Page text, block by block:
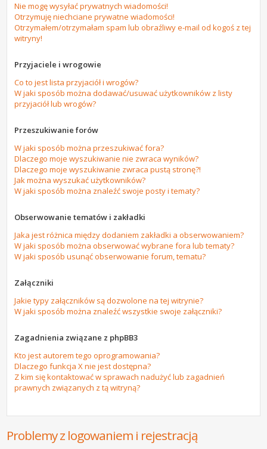
Nie mogę wysyłać prywatnych wiadomości!
Otrzymuję niechciane prywatne wiadomości!
Otrzymałem/otrzymałam spam lub obraźliwy e-mail od kogoś z tej
witryny!
Przyjaciele i wrogowie
Co to jest lista przyjaciół i wrogów?
W jaki sposób można dodawać/usuwać użytkowników z listy
przyjaciół lub wrogów?
Przeszukiwanie forów
W jaki sposób można przeszukiwać fora?
Dlaczego moje wyszukiwanie nie zwraca wyników?
Dlaczego moje wyszukiwanie zwraca pustą stronę?!
Jak można wyszukać użytkowników?
W jaki sposób można znaleźć swoje posty i tematy?
Obserwowanie tematów i zakładki
Jaka jest różnica między dodaniem zakładki a obserwowaniem?
W jaki sposób można obserwować wybrane fora lub tematy?
W jaki sposób usunąć obserwowanie forum, tematu?
Załączniki
Jakie typy załączników są dozwolone na tej witrynie?
W jaki sposób można znaleźć wszystkie swoje załączniki?
Zagadnienia związane z phpBB3
Kto jest autorem tego oprogramowania?
Dlaczego funkcja X nie jest dostępna?
Z kim się kontaktować w sprawach nadużyć lub zagadnień
prawnych związanych z tą witryną?
Problemy z logowaniem i rejestracją